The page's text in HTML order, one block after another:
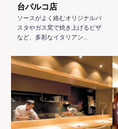
台パルコ店
ソースがよく絡むオリジナルパ
スタやガス窯で焼き上げるピザ
など、多彩なイタリアン…